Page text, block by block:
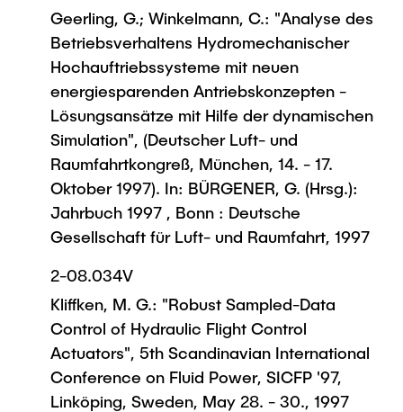
Geerling, G.; Winkelmann, C.: "Analyse des
Betriebsverhaltens Hydromechanischer
Hochauftriebssysteme mit neuen
energiesparenden Antriebskonzepten -
Lösungsansätze mit Hilfe der dynamischen
Simulation", (Deutscher Luft- und
Raumfahrtkongreß, München, 14. - 17.
Oktober 1997). In: BÜRGENER, G. (Hrsg.):
Jahrbuch 1997 , Bonn : Deutsche
Gesellschaft für Luft- und Raumfahrt, 1997
2-08.034V
Kliffken, M. G.: "Robust Sampled-Data
Control of Hydraulic Flight Control
Actuators", 5th Scandinavian International
Conference on Fluid Power, SICFP '97,
Linköping, Sweden, May 28. - 30., 1997